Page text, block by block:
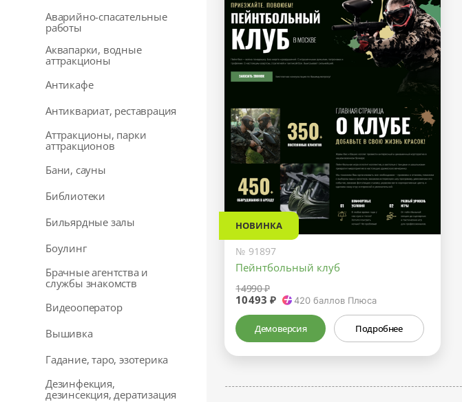
Аварийно-спасательные
работы
Аквапарки, водные
аттракционы
Антикафе
Антиквариат, реставрация
Аттракционы, парки
аттракционов
Бани, сауны
Библиотеки
Бильярдные залы
Боулинг
Брачные агентства и
службы знакомств
Видеооператор
Вышивка
Гадание, таро, эзотерика
Дeзинфекция,
дeзинсекция, дератизация
НОВИНКА
№ 91897
Пейнтбольный клуб
14990 ₽
10493 ₽ 420баллов Плюса
Демоверсия Подробнее